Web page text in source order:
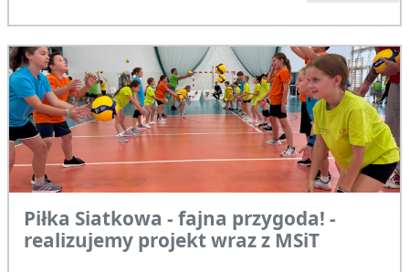
Piłka Siatkowa - fajna przygoda! -
realizujemy projekt wraz z MSiT